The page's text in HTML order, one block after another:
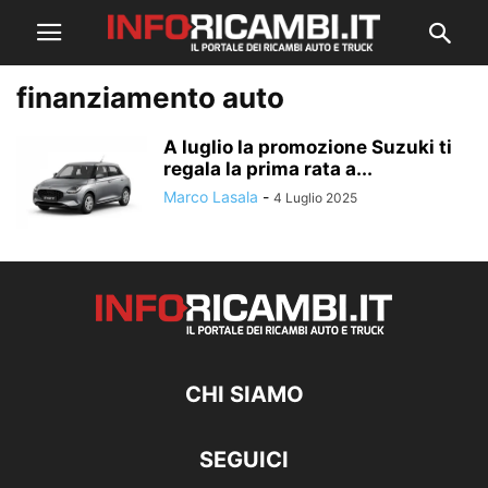
finanziamento auto
A luglio la promozione Suzuki ti
regala la prima rata a...
Marco Lasala - 4 Luglio 2025
CHI SIAMO
SEGUICI